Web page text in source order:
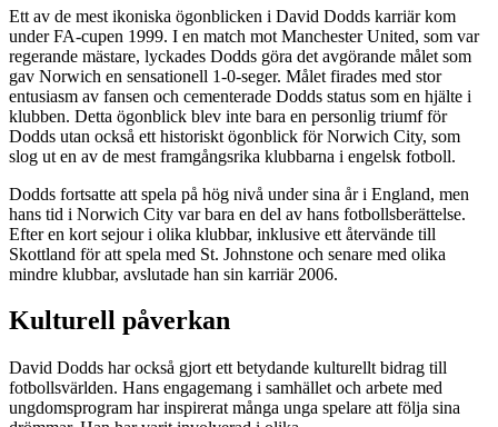
Ett av de mest ikoniska ögonblicken i David Dodds karriär kom
under FA-cupen 1999. I en match mot Manchester United, som var
regerande mästare, lyckades Dodds göra det avgörande målet som
gav Norwich en sensationell 1-0-seger. Målet firades med stor
entusiasm av fansen och cementerade Dodds status som en hjälte i
klubben. Detta ögonblick blev inte bara en personlig triumf för
Dodds utan också ett historiskt ögonblick för Norwich City, som
slog ut en av de mest framgångsrika klubbarna i engelsk fotboll.
Dodds fortsatte att spela på hög nivå under sina år i England, men
hans tid i Norwich City var bara en del av hans fotbollsberättelse.
Efter en kort sejour i olika klubbar, inklusive ett återvände till
Skottland för att spela med St. Johnstone och senare med olika
mindre klubbar, avslutade han sin karriär 2006.
Kulturell påverkan
David Dodds har också gjort ett betydande kulturellt bidrag till
fotbollsvärlden. Hans engagemang i samhället och arbete med
ungdomsprogram har inspirerat många unga spelare att följa sina